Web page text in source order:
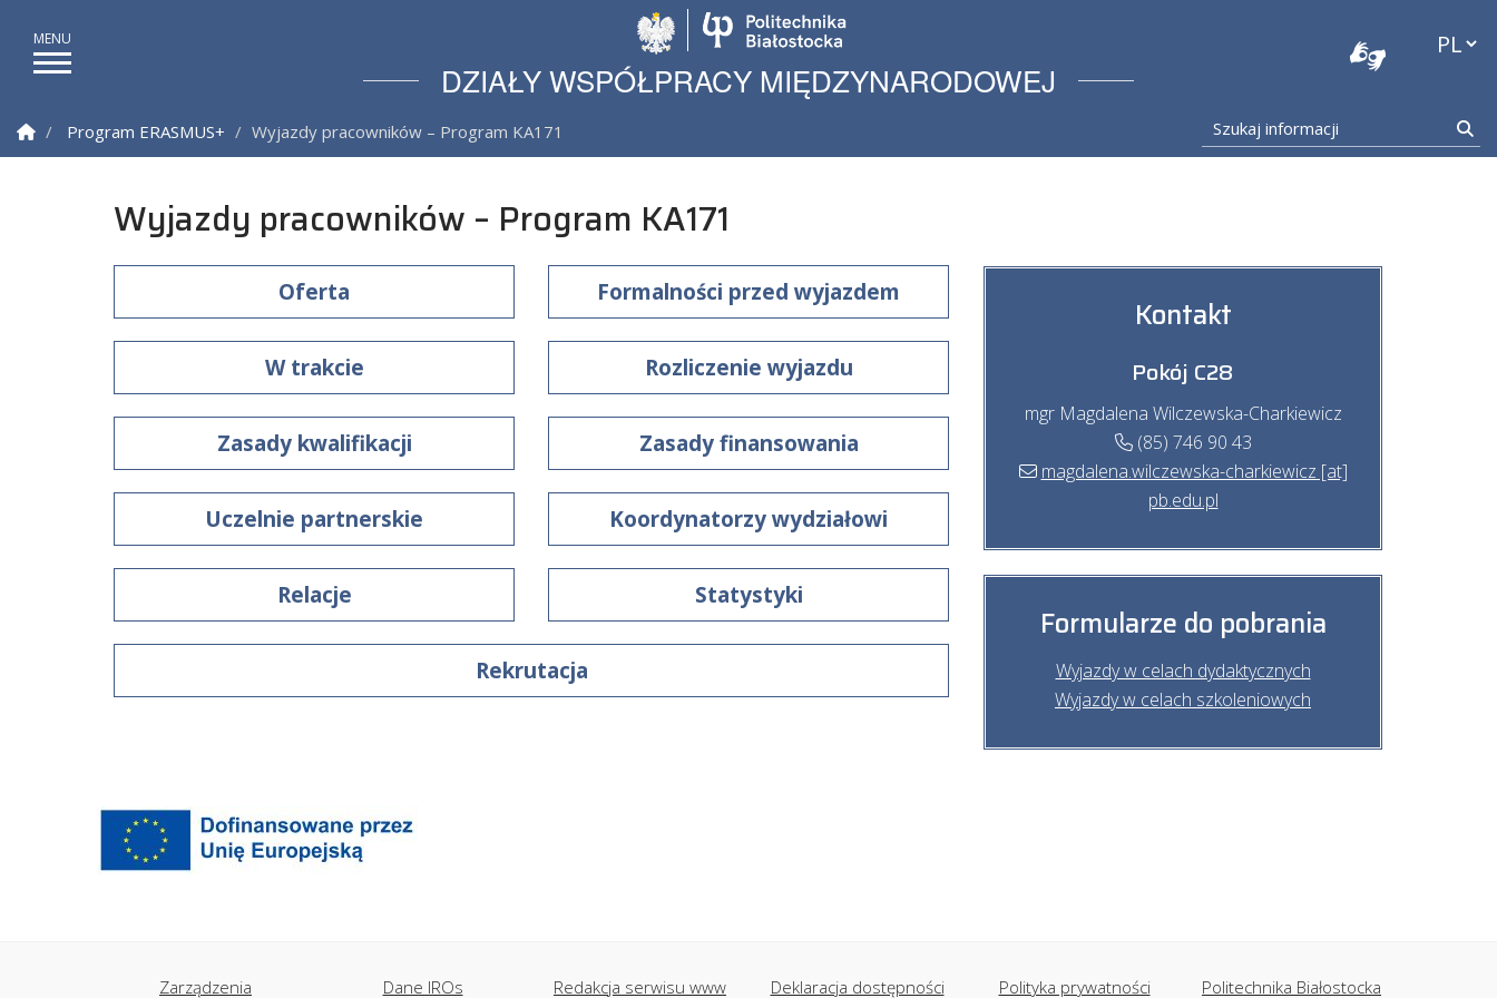
DZIAŁY WSPÓŁPRACY MIĘDZYNARODOWEJ
Strona Główna
Program ERASMUS+ Wyjazdy pracowników – Program KA171 Szukaj informacji
Wyjazdy pracowników – Program KA171
Oferta Formalności przed wyjazdem
W trakcie Rozliczenie wyjazdu
Zasady kwalifikacji Zasady finansowania
Uczelnie partnerskie Koordynatorzy wydziałowi
Relacje Statystyki
Rekrutacja
Kontakt
Pokój C28
mgr Magdalena Wilczewska-Charkiewicz
(85) 746 90 43
magdalena.wilczewska-charkiewicz [at]
pb.edu.pl
Formularze do pobrania
Wyjazdy w celach dydaktycznych
Wyjazdy w celach szkoleniowych
Zarządzenia Dane IROs Redakcja serwisu www Deklaracja dostępności Polityka prywatności Politechnika Białostocka